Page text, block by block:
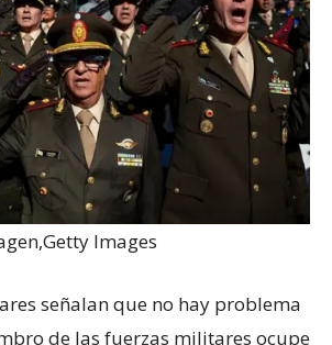
Getty Images
señalan que no hay problema
de las fuerzas militares ocupe